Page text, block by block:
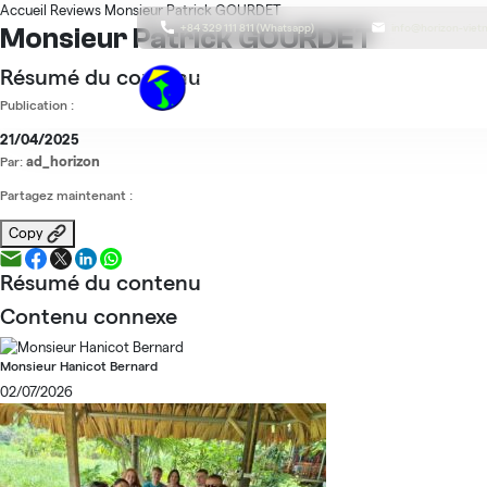
+84 329 111 811 (Whatsapp)
Accueil Reviews Monsieur Patrick GOURDET
Monsieur Patrick GOURDET
Résumé du contenu
Publication :
21/04/2025
Par: ad_horizon
Partagez maintenant :
Copy
Résumé du contenu
Contenu connexe
Monsieur Hanicot Bernard
02/07/2026